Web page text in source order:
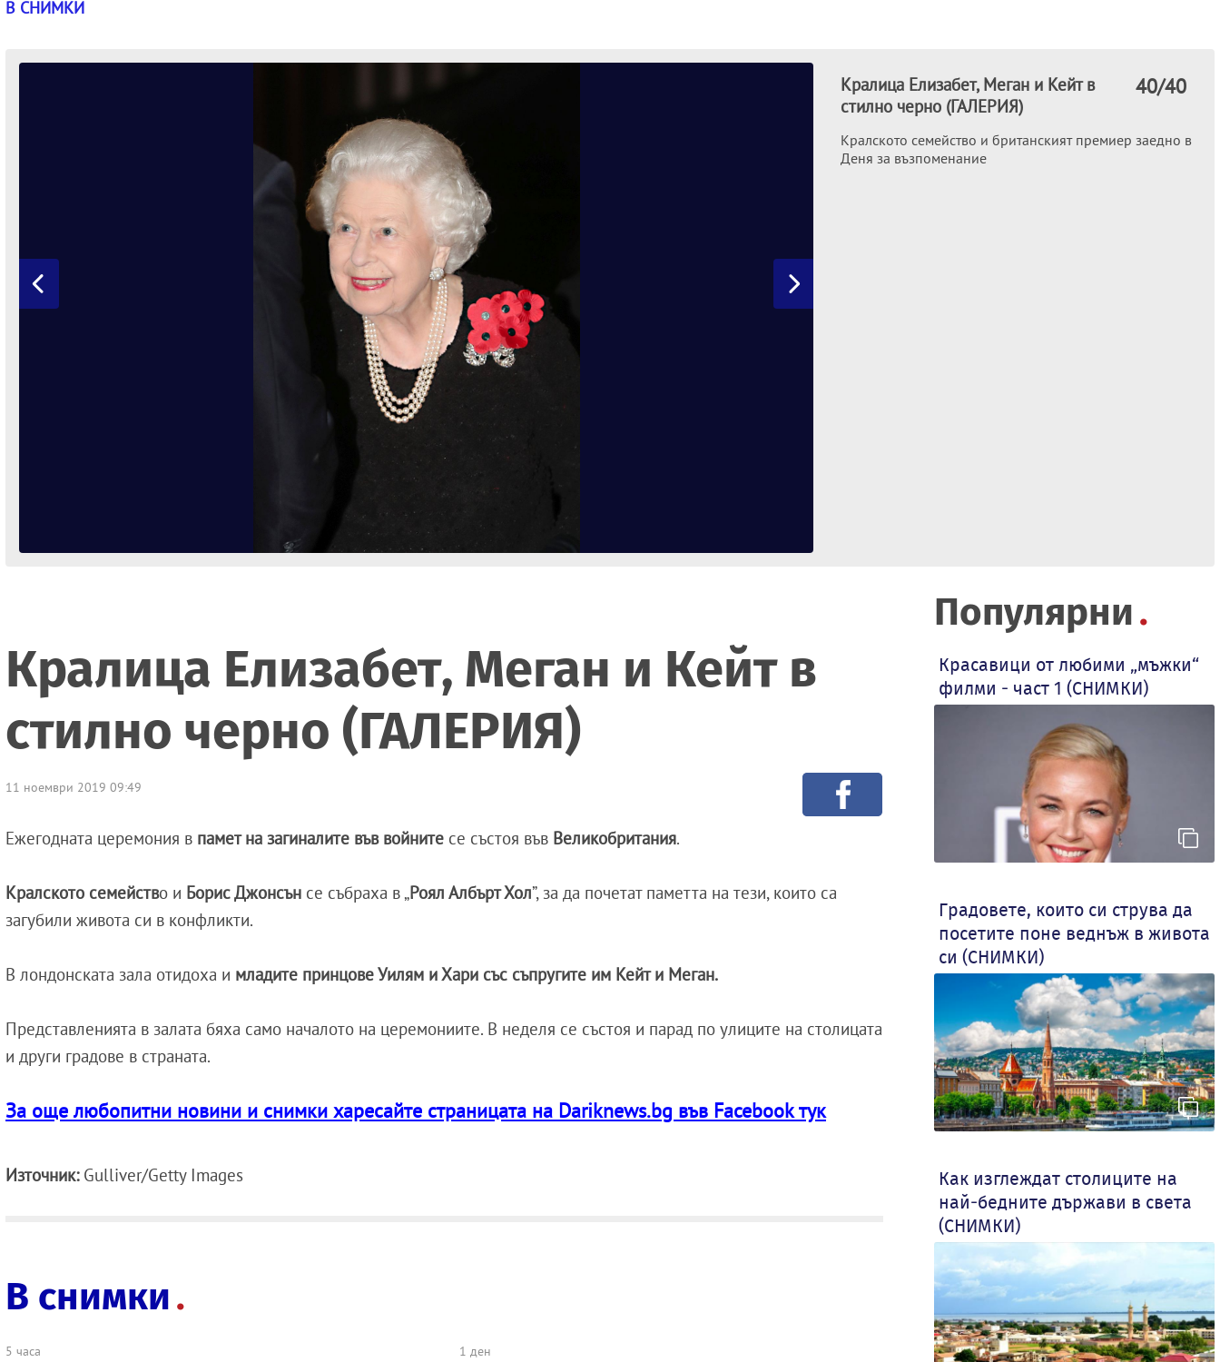
В СНИМКИ
40/40
Кралица Елизабет, Меган и Кейт в
стилно черно (ГАЛЕРИЯ)
Кралското семейство и британският премиер заедно в
Деня за възпоменание
Кралица Елизабет, Меган и Кейт в
стилно черно (ГАЛЕРИЯ)
11 ноември 2019 09:49
Ежегодната церемония в памет на загиналите във войните се състоя във Великобритания.
Кралското семейство и Борис Джонсън се събраха в „Роял Албърт Хол”, за да почетат паметта на тези, които са
загубили живота си в конфликти.
В лондонската зала отидоха и младите принцове Уилям и Хари със съпругите им Кейт и Меган.
Представленията в залата бяха само началото на церемониите. В неделя се състоя и парад по улиците на столицата
и други градове в страната.
За още любопитни новини и снимки харесайте страницата на Dariknews.bg във Facebook тук
Източник: Gulliver/Getty Images
В снимки
5 часа 1 ден
Популярни
Красавици от любими „мъжки“
филми - част 1 (СНИМКИ)
Градовете, които си струва да
посетите поне веднъж в живота
си (СНИМКИ)
Как изглеждат столиците на
най-бедните държави в света
(СНИМКИ)